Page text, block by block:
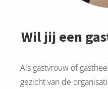
Wil jij een
Als gastvrouw of
gezicht van de